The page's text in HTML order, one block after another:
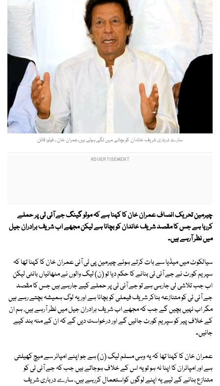
سارے درباری شریف خاندان کو بچانے میں لگے ہوئے ہیں،عمران خان ۔ فوٹو: فائل
چیرمین تحریک انصاف عمران خان کا کہنا ہے کہ موٹو گینگ جے آئی ٹی پر حملے
کررہا ہے جس کا مقصد شریف خاندان کو بچانا ہے لیکن مجھے اب شریف برادران جیل
میں نظر آرہے ہیں۔
سیالکوٹ میں میڈیا سے بات کرتے ہوئے چیرمین پی ٹی آئی عمران خان کا کہنا تھا کہ
سپریم کورٹ نے جے آئی ٹی بنانے کا حکم دیا تو (ن) لیگ والوں نے مٹھائیاں بانٹی لیکن
اب جب تلاشی لی جارہی ہے تو جے آئی ٹی پر حملے کیے جارہے ہیں جس کا مقصد
جے آئی ٹی کو متنازعہ بناکر شریف فیملی کو بچانا ہے اور یہ لوگ ہمیشہ بچتے رہے ہیں
مگر اب نہیں بچیں گے جب کہ مجھے اب شریف برادران جیل میں نظر آرہے ہیں، ہم ان
کے خلاف پیر کو سپریم کورٹ جائیں گے اور درخواست دیں گے کہ ان کے منہ بند کیے
جائیں۔
عمران خان کا کہنا تھا کہ یہ وہی مسلم لیگ (ن) ہے جو اپنے امپائر سے میچ کھیلتی
ہے اور امپائران کا اپنا نہ ہو تو یہ اس کے خلاف ہوجاتے ہیں جب کہ جے آئی ٹی کو
متنازع بنانے کے لیے یہ اپنے لوگوں کواستعمال کررہے ہیں، سارے درباری شریف